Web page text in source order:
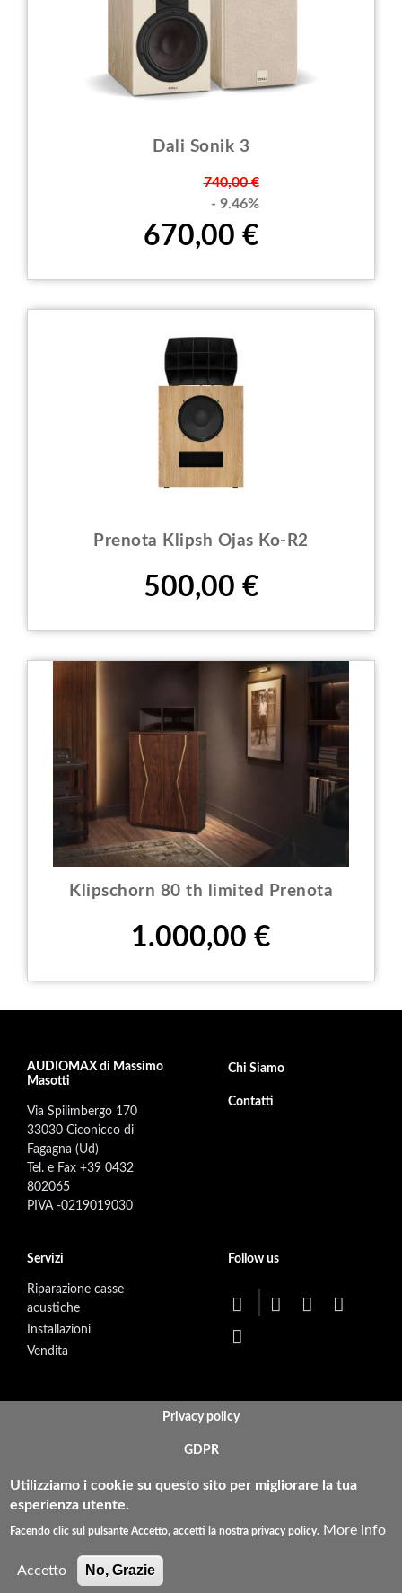
Dali Sonik 3
740,00 €
- 9.46%
670,00 €
Prenota Klipsh Ojas Ko-R2
Prezzo
500,00 €
Klipschorn 80 th limited Prenota
Prezzo
1.000,00 €
AUDIOMAX di Massimo
Masotti
Via Spilimbergo 170
33030 Ciconicco di
Fagagna (Ud)
Tel. e Fax +39 0432
802065
PIVA -0219019030
Footer secondary menu
Chi Siamo
Contatti
Servizi
Riparazione casse
acustiche
Installazioni
Vendita
Follow us
BOTTOM FOOTER MENU
Privacy policy
GDPR
Condizioni di Vendita
Pagamenti Sicuri
Utilizziamo i cookie su questo sito per migliorare la tua
esperienza utente.
Facendo clic sul pulsante Accetto, accetti la nostra privacy policy. More info
Accetto No, Grazie